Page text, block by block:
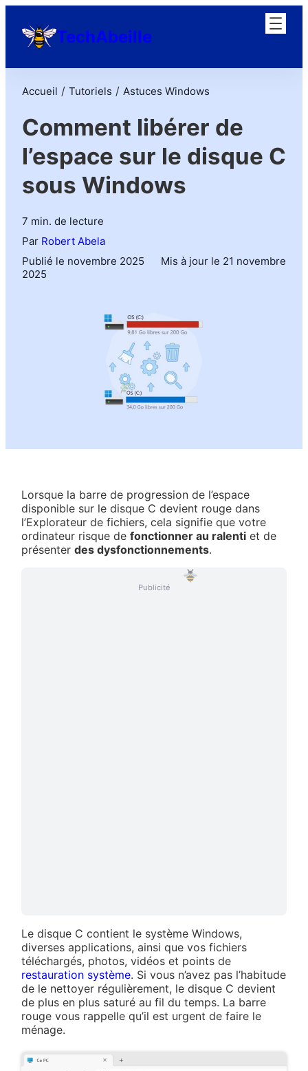
TechAbeille
Accueil / Tutoriels / Astuces Windows
Comment libérer de
l’espace sur le disque C
sous Windows
7 min. de lecture
Par Robert Abela
Publié le novembre 2025
Mis à jour le 21 novembre
2025
Lorsque la barre de progression de l’espace
disponible sur le disque C devient rouge dans
l’Explorateur de fichiers, cela signifie que votre
ordinateur risque defonctionner au ralenti et de
présenterdes dysfonctionnements.
Publicité
Le disque C contient le système Windows,
diverses applications, ainsi que vos fichiers
téléchargés, photos, vidéos et points de
restauration système. Si vous n’avez pas l’habitude
de le nettoyer régulièrement, le disque C devient
de plus en plus saturé au fil du temps. La barre
rouge vous rappelle qu’il est urgent de faire le
ménage.